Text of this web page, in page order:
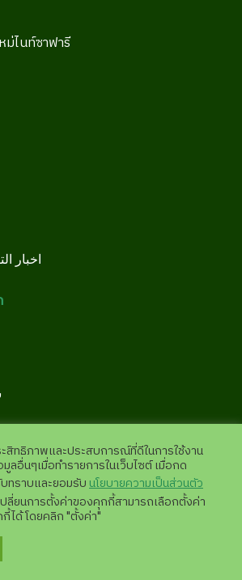
ม่ไนท์ซาฟารี
اخبار
Right Reserved.
Site Pages View
สิทธิภาพและประสบการณ์ที่ดีในการใช้งาน
ลอื่นๆเมื่อทำรายการในเว็บไซต์ เมื่อกด
ทราบและยอมรับนโยบายความเป็นส่วนตัว
ลี่ยนการตั้งค่าของคุกกี้สามารถเลือกตั้งค่า
ได้ โดยคลิก "ตั้งค่า"